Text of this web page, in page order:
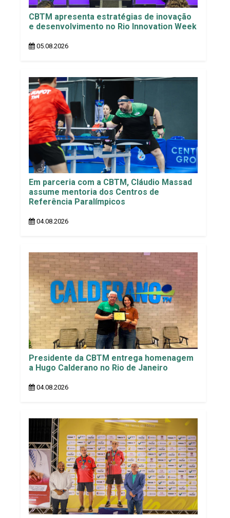
CBTM apresenta estratégias de inovação
e desenvolvimento no Rio Innovation Week
05.08.2026
Em parceria com a CBTM, Cláudio Massad
assume mentoria dos Centros de
Referência Paralímpicos
04.08.2026
Presidente da CBTM entrega homenagem
a Hugo Calderano no Rio de Janeiro
04.08.2026